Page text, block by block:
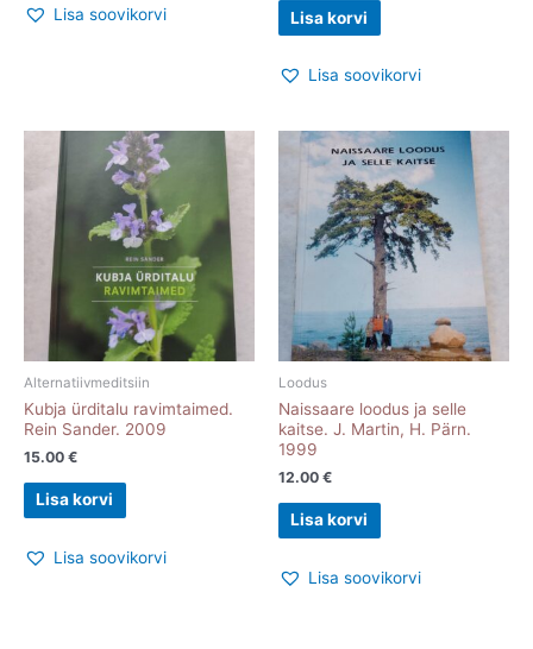
Lisa soovikorvi Lisa korvi
Lisa soovikorvi
Alternatiivmeditsiin
Kubja ürditalu ravimtaimed.
Rein Sander. 2009
15.00 €
Lisa korvi
Lisa soovikorvi
Loodus
Naissaare loodus ja selle
kaitse. J. Martin, H. Pärn.
1999
12.00 €
Lisa korvi
Lisa soovikorvi